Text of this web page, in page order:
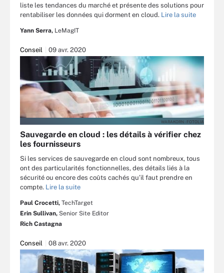
liste les tendances du marché et présente des solutions pour
rentabiliser les données qui dorment en cloud. Lire la suite
Yann Serra, LeMagIT
Conseil 09 avr. 2020
WARAKORN - FOTOLIA
Sauvegarde en cloud : les détails à vérifier chez
les fournisseurs
Si les services de sauvegarde en cloud sont nombreux, tous
ont des particularités fonctionnelles, des détails liés à la
sécurité ou encore des coûts cachés qu’il faut prendre en
compte. Lire la suite
Paul Crocetti, TechTarget
Erin Sullivan, Senior Site Editor
Rich Castagna
Conseil 08 avr. 2020